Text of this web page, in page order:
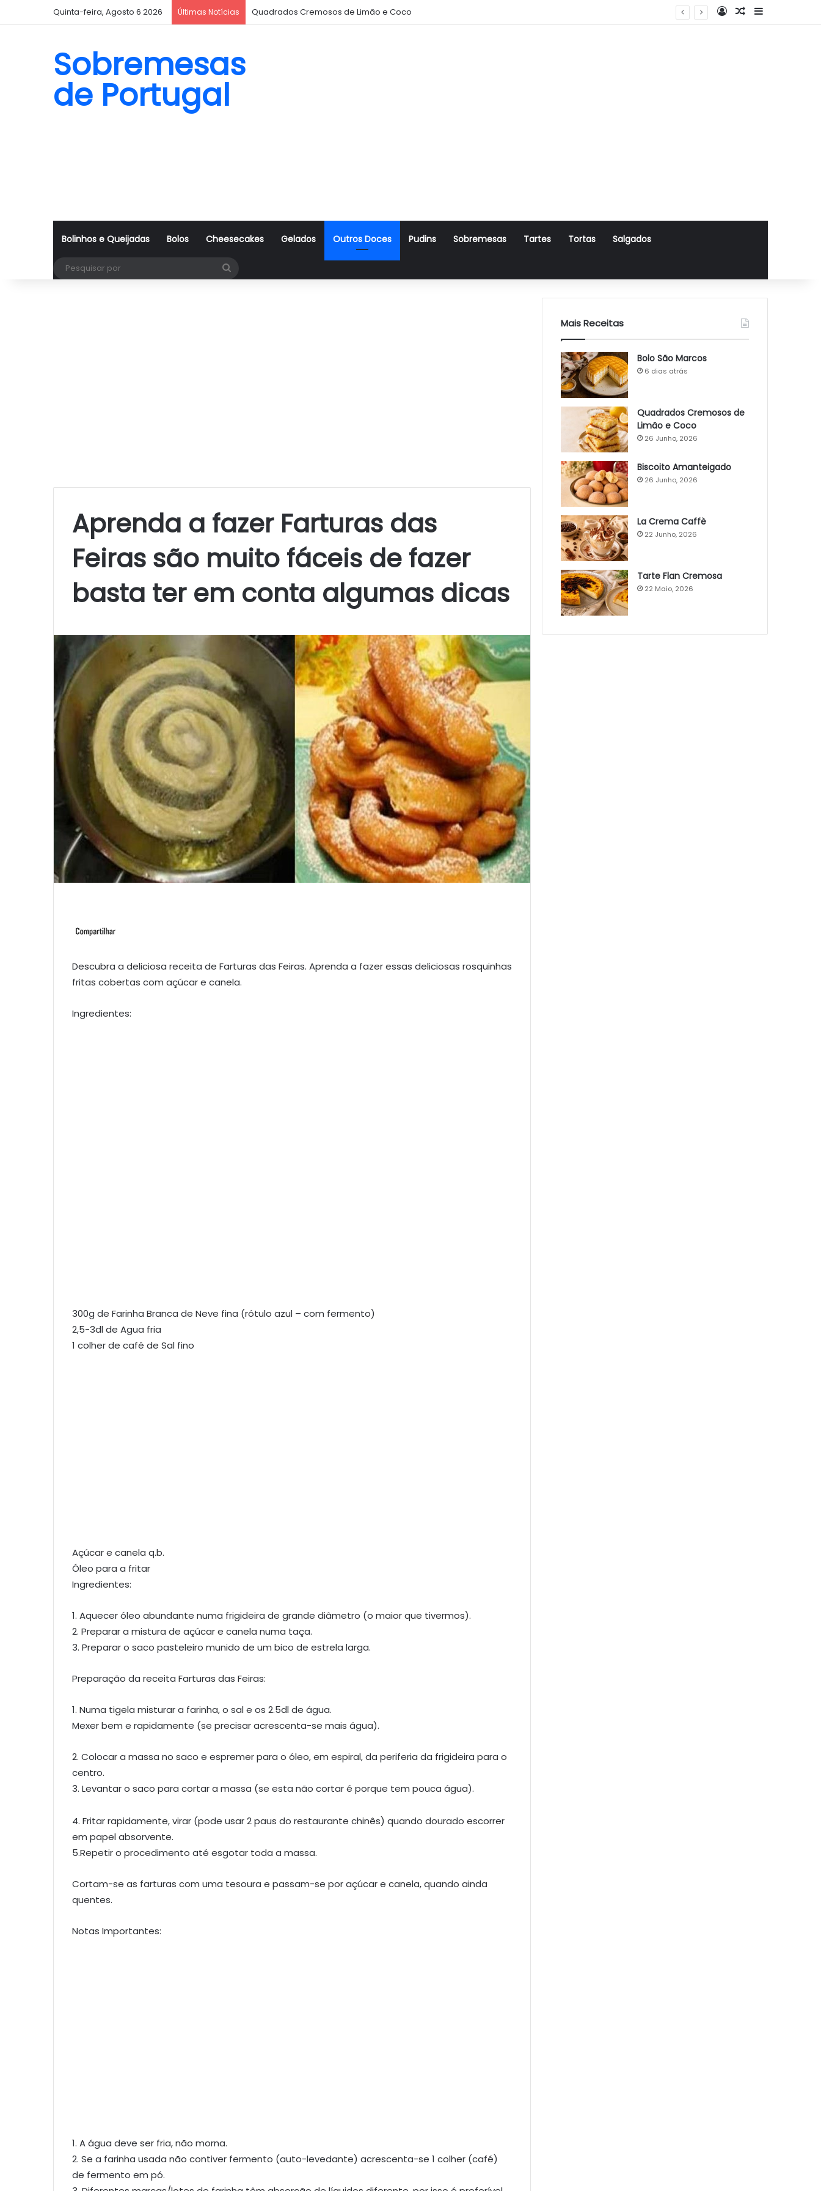
Quinta-feira, Agosto 6 2026 Últimas Notícias Quadrados Cremosos de Limão e Coco Log InArtigo Aleatório
Sidebar
Sobremesas
de Portugal
Bolinhos e Queijadas Bolos Cheesecakes Gelados Outros Doces Pudins Sobremesas Tartes Tortas Salgados
Aprenda a fazer Farturas das
Feiras são muito fáceis de fazer
basta ter em conta algumas dicas
Descubra a deliciosa receita de Farturas das Feiras. Aprenda a fazer essas deliciosas rosquinhas
fritas cobertas com açúcar e canela.
Ingredientes:
300g de Farinha Branca de Neve fina (rótulo azul – com fermento)
2,5-3dl de Agua fria
1 colher de café de Sal fino
Açúcar e canela q.b.
Óleo para a fritar
Ingredientes:
1. Aquecer óleo abundante numa frigideira de grande diâmetro (o maior que tivermos).
2. Preparar a mistura de açúcar e canela numa taça.
3. Preparar o saco pasteleiro munido de um bico de estrela larga.
Preparação da receita Farturas das Feiras:
1. Numa tigela misturar a farinha, o sal e os 2.5dl de água.
Mexer bem e rapidamente (se precisar acrescenta-se mais água).
2. Colocar a massa no saco e espremer para o óleo, em espiral, da periferia da frigideira para o
centro.
3. Levantar o saco para cortar a massa (se esta não cortar é porque tem pouca água).
4. Fritar rapidamente, virar (pode usar 2 paus do restaurante chinês) quando dourado escorrer
em papel absorvente.
5.Repetir o procedimento até esgotar toda a massa.
Cortam-se as farturas com uma tesoura e passam-se por açúcar e canela, quando ainda
quentes.
Notas Importantes:
1. A água deve ser fria, não morna.
2. Se a farinha usada não contiver fermento (auto-levedante) acrescenta-se 1 colher (café)
de fermento em pó.
Mais Receitas
Bolo São Marcos
6 dias atrás
Quadrados Cremosos de
Limão e Coco
26 Junho, 2026
Biscoito Amanteigado
26 Junho, 2026
La Crema Caffè
22 Junho, 2026
Tarte Flan Cremosa
22 Maio, 2026